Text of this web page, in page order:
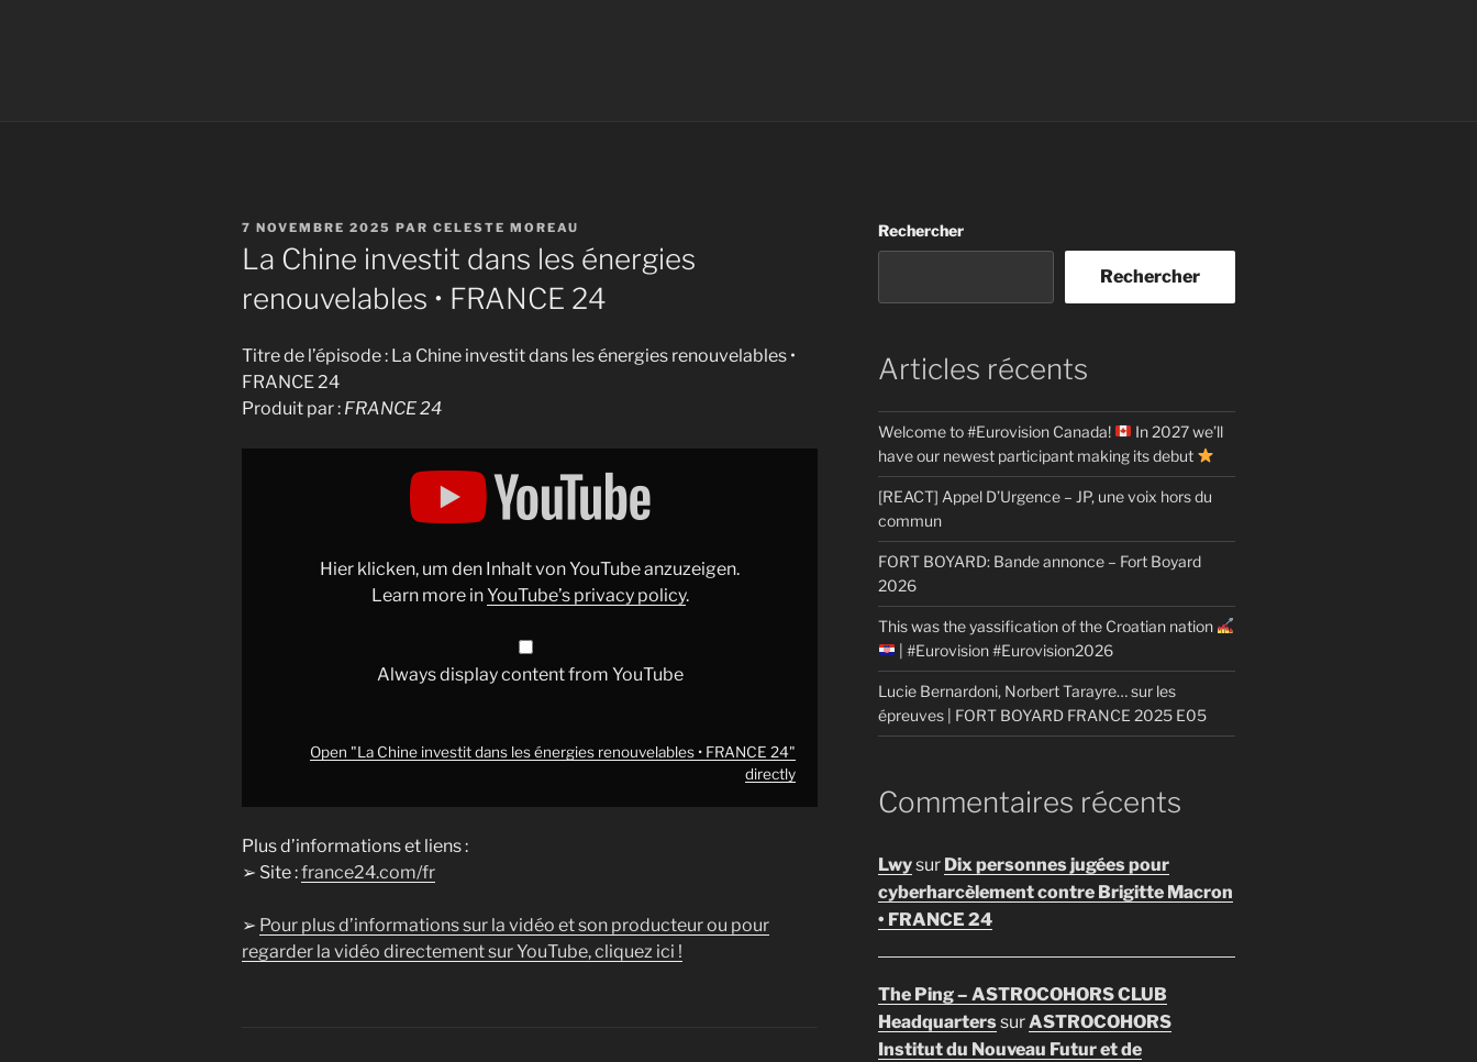
PUBLIÉ
LE
7 NOVEMBRE 2025 PAR CELESTE MOREAU
La Chine investit dans les énergies
renouvelables • FRANCE 24
Titre de l’épisode : La Chine investit dans les énergies renouvelables •
FRANCE 24
Produit par : FRANCE 24
Hier klicken, um den Inhalt von YouTube anzuzeigen.
Learn more inYouTube’s privacy policy.
Always display content from YouTube
Open "La Chine investit dans les énergies renouvelables • FRANCE 24"
directly
Plus d’informations et liens :
➢ Site :france24.com/fr
➢ Pour plus d’informations sur la vidéo et son producteur ou pour
regarder la vidéo directement sur YouTube, cliquez ici !
Rechercher
Rechercher
Articles récents
Welcome to #Eurovision Canada!
In 2027 we’ll
have our newest participant making its debut
[REACT] Appel D’Urgence – JP, une voix hors du
commun
FORT BOYARD: Bande annonce – Fort Boyard
2026
This was the yassification of the Croatian nation
| #Eurovision #Eurovision2026
Lucie Bernardoni, Norbert Tarayre… sur les
épreuves | FORT BOYARD FRANCE 2025 E05
Commentaires récents
Lwysur Dix personnes jugées pour
cyberharcèlement contre Brigitte Macron
• FRANCE 24
The Ping – ASTROCOHORS CLUB
HeadquarterssurASTROCOHORS
Institut du Nouveau Futur et de